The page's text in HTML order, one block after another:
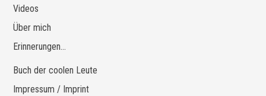
Videos
Über mich
Erinnerungen…
Buch der coolen Leute
Impressum / Imprint